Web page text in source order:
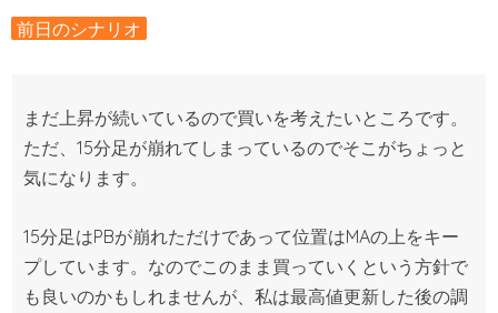
前日のシナリオ
まだ上昇が続いているので買いを考えたいところです。
ただ、15分足が崩れてしまっているのでそこがちょっと
気になります。
15分足はPBが崩れただけであって位置はMAの上をキー
プしています。なのでこのまま買っていくという方針で
も良いのかもしれませんが、私は最高値更新した後の調